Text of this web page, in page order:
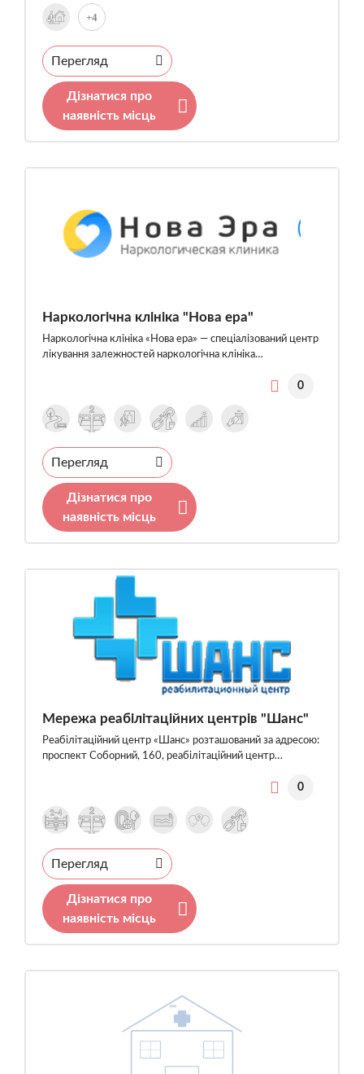
+4
Перегляд
Дізнатися про
наявність місць
Наркологічна клініка "Нова ера"
Наркологічна клініка «Нова ера» — спеціалізований центр
лікування залежностей наркологічна клініка…
0
Перегляд
Дізнатися про
наявність місць
Мережа реабілітаційних центрів "Шанс"
Реабілітаційний центр «Шанс» розташований за адресою:
проспект Соборний, 160, реабілітаційний центр…
0
Перегляд
Дізнатися про
наявність місць